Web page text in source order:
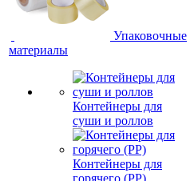
Упаковочные
материалы
Контейнеры для
суши и роллов
Контейнеры для
горячего (PP)